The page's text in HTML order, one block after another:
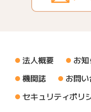
法人概要 お
機関誌
お問
セキュリティポリ